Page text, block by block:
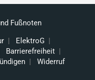
Fußnoten
| ElektroG|
Barrierefreiheit|
| Widerruf